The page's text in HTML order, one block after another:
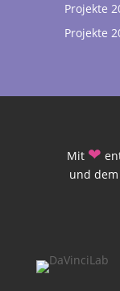
Projekte
Projekte
Mit ❤
und